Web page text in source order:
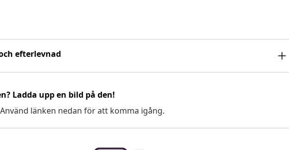
efterlevnad
Ladda upp en bild på den!
länken nedan för att komma igång.